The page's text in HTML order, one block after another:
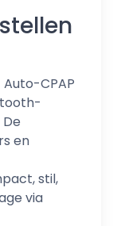
CPAP
en
stil,
via